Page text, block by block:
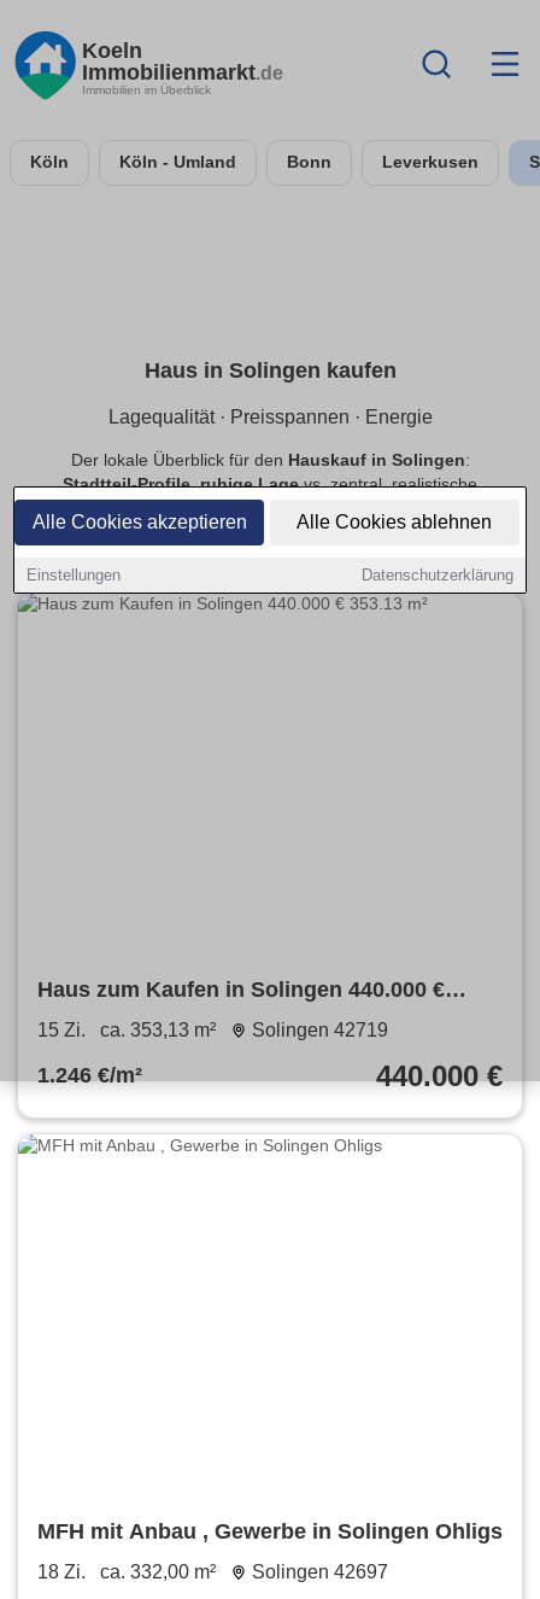
Alle Cookies akzeptieren Alle Cookies ablehnen
Einstellungen Datenschutzerklärung
Koeln
Immobilienmarkt.de
Immobilien im Überblick
Köln Köln - Umland Bonn Leverkusen
Haus in Solingen kaufen
Lagequalität · Preisspannen · Energie
Der lokale Überblick für den Hauskauf in Solingen:
Stadtteil-Profile,ruhige Lagevs. zentral, realistische
sowie Hinweise zu
Provisionsfrei
filterbar.
Haus zum Kaufen in Solingen 440.000 €
353.13 m²
15 Zi. ca. 353,13 m² Solingen 42719
1.246 €/m² 440.000 €
MFH mit Anbau , Gewerbe in Solingen Ohligs
18 Zi. ca. 332,00 m² Solingen 42697